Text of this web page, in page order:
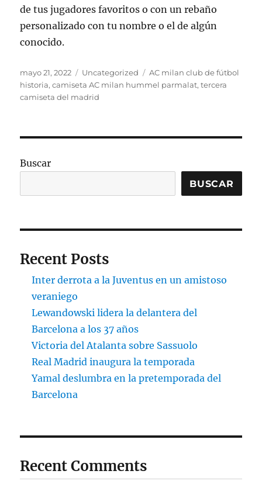
de tus jugadores favoritos o con un rebaño
personalizado con tu nombre o el de algún
conocido.
Publicado
el
mayo 21, 2022 Categorías
Uncategorized Etiquetas
AC milan club de fútbol
historia,camiseta AC milan hummel parmalat,tercera
camiseta del madrid
Buscar
BUSCAR
Recent Posts
Inter derrota a la Juventus en un amistoso
veraniego
Lewandowski lidera la delantera del
Barcelona a los 37 años
Victoria del Atalanta sobre Sassuolo
Real Madrid inaugura la temporada
Yamal deslumbra en la pretemporada del
Barcelona
Recent Comments